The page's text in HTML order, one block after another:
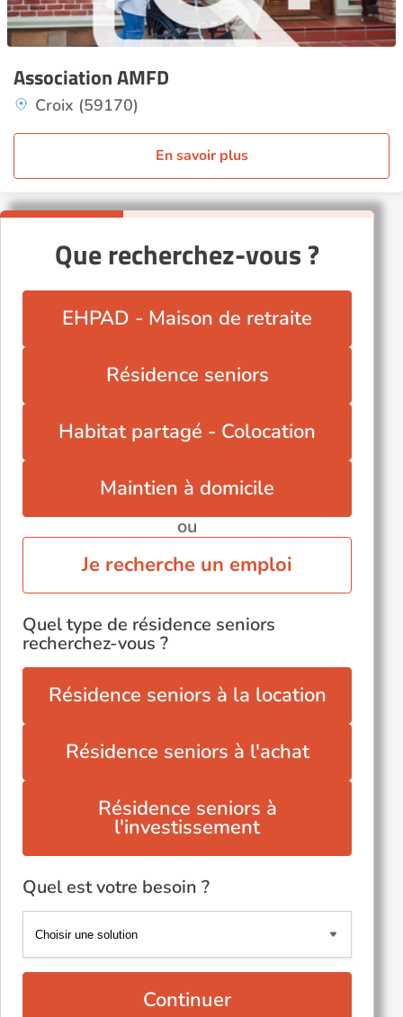
Association AMFD
Croix (59170)
En savoir plus
Que recherchez-vous ?
EHPAD - Maison de retraite
Résidence seniors
Habitat partagé - Colocation
Maintien à domicile
ou
Je recherche un emploi
Quel type de résidence seniors
recherchez-vous ?
Résidence seniors à la location
Résidence seniors à l'achat
Résidence seniors à
l'investissement
Quel est votre besoin ?
Continuer